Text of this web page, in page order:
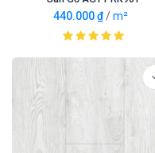
440.000₫ /m²